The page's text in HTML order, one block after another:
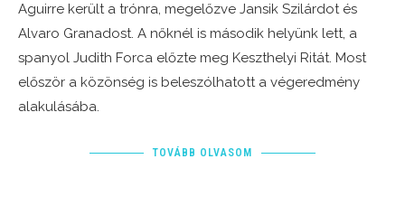
Aguirre került a trónra, megelőzve Jansik Szilárdot és
Alvaro Granadost. A nőknél is második helyünk lett, a
spanyol Judith Forca előzte meg Keszthelyi Ritát. Most
először a közönség is beleszólhatott a végeredmény
alakulásába.
TOVÁBB OLVASOM